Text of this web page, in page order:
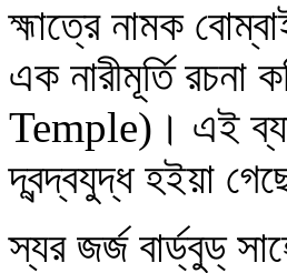
হ্মাত্রে নামক
এক নারীমূর্তি রচনা
Temple)। এই
দ্বন্দ্বযুদ্ধ হইয়া
স্যর জর্জ বার্ড্‌বুড্‌